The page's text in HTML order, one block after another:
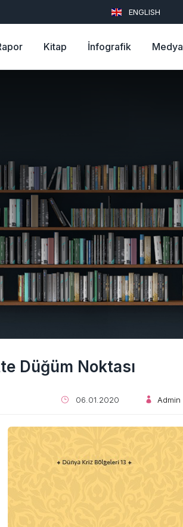
ENGLISH
Kitap İnfografik Medya
Düğüm Noktası
06.01.2020 Admin